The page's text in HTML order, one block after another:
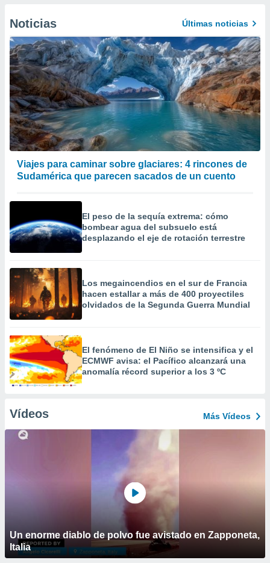
Noticias Últimas noticias
Viajes para caminar sobre glaciares: 4 rincones de
Sudamérica que parecen sacados de un cuento
El peso de la sequía extrema: cómo
bombear agua del subsuelo está
desplazando el eje de rotación terrestre
Los megaincendios en el sur de Francia
hacen estallar a más de 400 proyectiles
olvidados de la Segunda Guerra Mundial
El fenómeno de El Niño se intensifica y el
ECMWF avisa: el Pacífico alcanzará una
anomalía récord superior a los 3 ºC
Vídeos Más Vídeos
Un enorme diablo de polvo fue avistado en Zapponeta,
Italia